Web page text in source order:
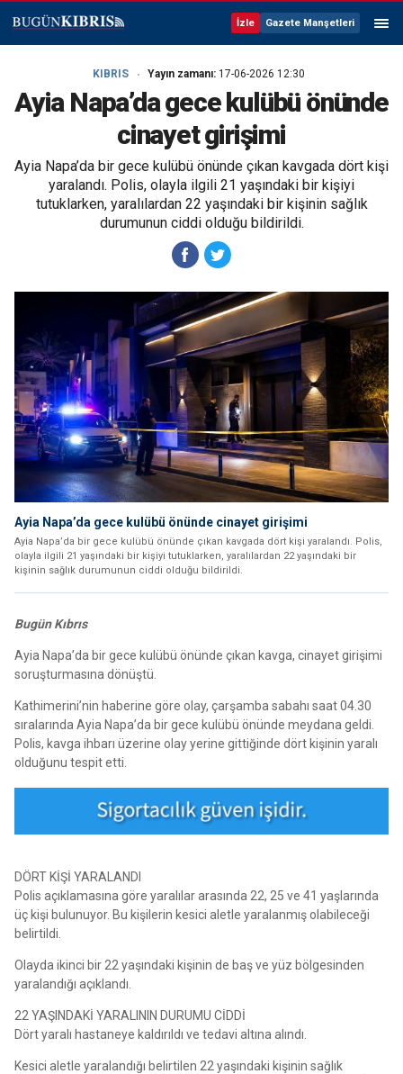
İzle Gazete Manşetleri
KIBRIS Yayın zamanı: 17-06-2026 12:30
Ayia Napa’da gece kulübü önünde
cinayet girişimi
Ayia Napa’da bir gece kulübü önünde çıkan kavgada dört kişi
yaralandı. Polis, olayla ilgili 21 yaşındaki bir kişiyi
tutuklarken, yaralılardan 22 yaşındaki bir kişinin sağlık
durumunun ciddi olduğu bildirildi.
Ayia Napa’da gece kulübü önünde cinayet girişimi
Ayia Napa’da bir gece kulübü önünde çıkan kavgada dört kişi yaralandı. Polis,
olayla ilgili 21 yaşındaki bir kişiyi tutuklarken, yaralılardan 22 yaşındaki bir
kişinin sağlık durumunun ciddi olduğu bildirildi.
Bugün Kıbrıs
Ayia Napa’da bir gece kulübü önünde çıkan kavga, cinayet girişimi
soruşturmasına dönüştü.
Kathimerini’nin haberine göre olay, çarşamba sabahı saat 04.30
sıralarında Ayia Napa’da bir gece kulübü önünde meydana geldi.
Polis, kavga ihbarı üzerine olay yerine gittiğinde dört kişinin yaralı
olduğunu tespit etti.
DÖRT KİŞİ YARALANDI
Polis açıklamasına göre yaralılar arasında 22, 25 ve 41 yaşlarında
üç kişi bulunuyor. Bu kişilerin kesici aletle yaralanmış olabileceği
belirtildi.
Olayda ikinci bir 22 yaşındaki kişinin de baş ve yüz bölgesinden
yaralandığı açıklandı.
22 YAŞINDAKİ YARALININ DURUMU CİDDİ
Dört yaralı hastaneye kaldırıldı ve tedavi altına alındı.
Kesici aletle yaralandığı belirtilen 22 yaşındaki kişinin sağlık